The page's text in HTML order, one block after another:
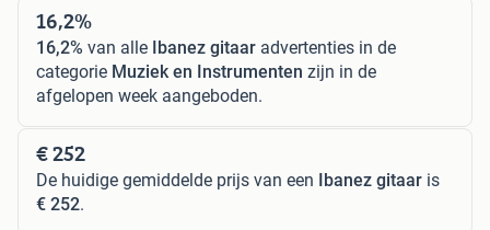
16,2%
16,2% van alle Ibanez gitaar advertenties in de
categorie Muziek en Instrumenten zijn in de
afgelopen week aangeboden.
€ 252
De huidige gemiddelde prijs van een Ibanez gitaar is
€ 252.